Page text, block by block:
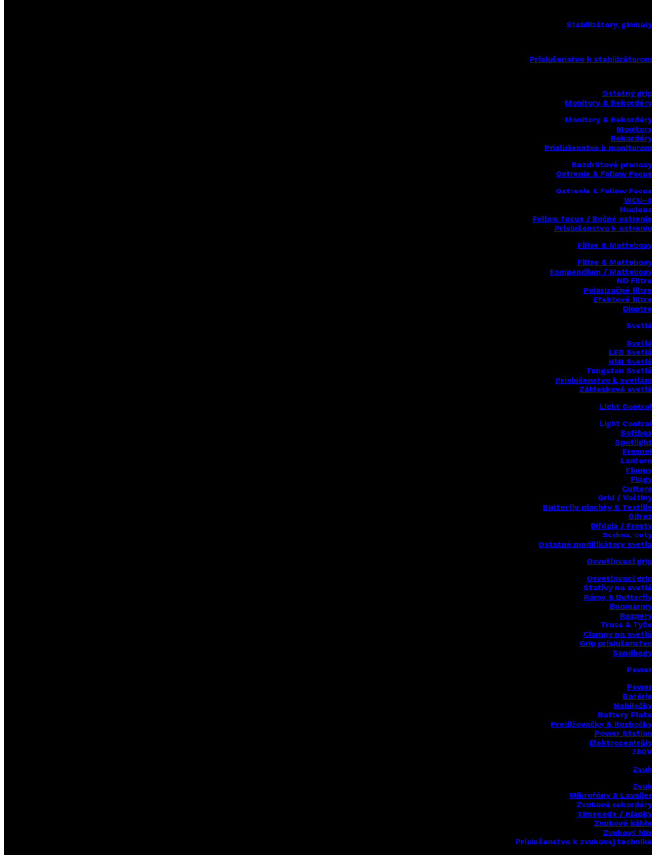
Stabilizátory, gimbaly
Príslušenstvo k stabilizátorom
Ostatný grip
Monitory & Rekordéry
Monitory & Rekordéry
Monitory
Rekordéry
Príslušenstvo k monitorom
Bezdrôtové prenosy
Ostrenie & Follow Focus
Ostrenie & Follow Focus
WCU-4
Nucleus
Follow focus / Bočné ostrenie
Príslušenstvo k ostreniu
Filtre & Matteboxy
Filtre & Matteboxy
Kompendium / Matteboxy
ND Filtre
Polarizačné filtre
Efektové filtre
Dioptre
Svetlá
Svetlá
LED Svetlá
HMI Svetlá
Tungsten Svetlá
Príslušenstvo k svetlám
Zábleskové svetlá
Light Control
Light Control
Softbox
Spotlight
Fresnel
Lantern
Floppy
Flagy
Cutters
Grid / Voštiny
Butterfly plachty & Textílie
Odraz
Difúzia / Frosty
Scrims, nety
Ostatné modifikátory svetla
Osvetľovací grip
Osvetľovací grip
Statívy na svetlá
Rámy & Butterfly
Boomarmy
Rozpery
Truss & Tyče
Clampy na svetlá
Grip príslušenstvo
Sandbagy
Power
Power
Batérie
Nabíjačky
Battery Plate
Predlžovačky & Rozbočky
Power Station
Elektrocentrály
380V
Zvuk
Zvuk
Mikrofóny & Lavalier
Zvukové rekordéry
Timecode / Klapky
Zvukové káble
Zvukový Mix
Príslušenstvo k zvukovej technike